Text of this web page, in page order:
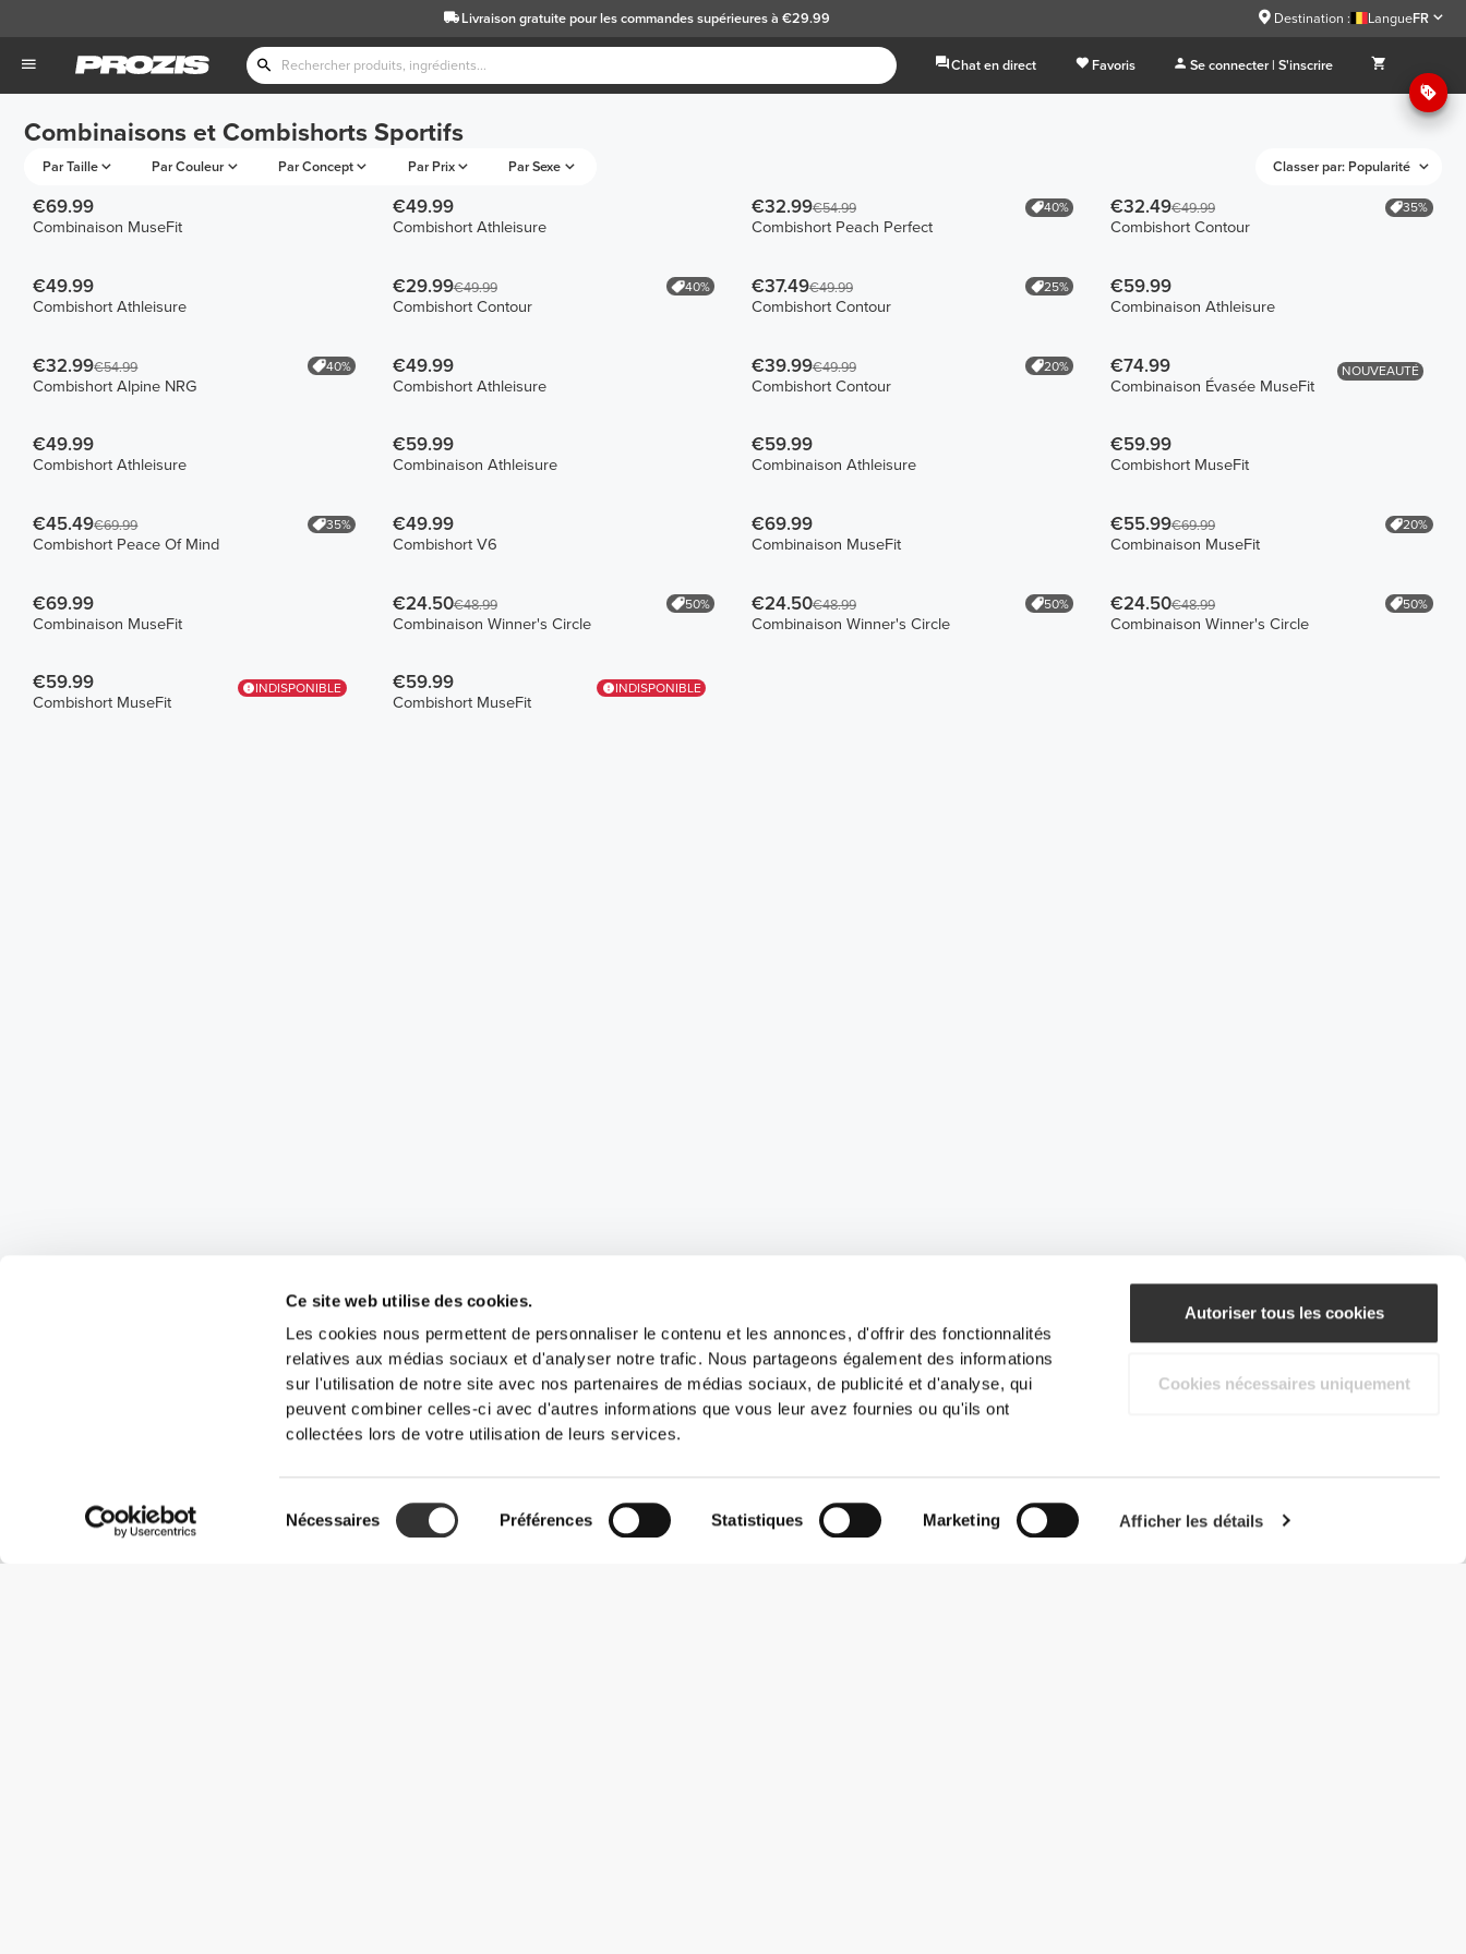
Ce site web utilise des cookies.
Les cookies nous permettent de personnaliser le contenu et les annonces, d'offrir des fonctionnalités
relatives aux médias sociaux et d'analyser notre trafic. Nous partageons également des informations
sur l'utilisation de notre site avec nos partenaires de médias sociaux, de publicité et d'analyse, qui
peuvent combiner celles-ci avec d'autres informations que vous leur avez fournies ou qu'ils ont
collectées lors de votre utilisation de leurs services.
du
Nécessaires Préférences Statistiques Marketing Afficher les détails
Autoriser tous les cookies
Cookies nécessaires uniquement
Livraison gratuitepour les commandes supérieures à €29.99 Destination : LangueFR
Chat en direct Favoris Se connecter | S'inscrire
Combinaisons et Combishorts Sportifs
Par Taille Par Couleur Par Concept Par Prix Par Sexe Classer par: Popularité
€69.99
Combinaison MuseFit
€49.99
Combishort Athleisure
€32.99€54.99 40%
Combishort Peach Perfect
€32.49€49.99 35%
Combishort Contour
€49.99
Combishort Athleisure
€29.99€49.99 40%
Combishort Contour
€37.49€49.99 25%
Combishort Contour
€59.99
Combinaison Athleisure
€32.99€54.99 40%
Combishort Alpine NRG
€49.99
Combishort Athleisure
€39.99€49.99 20%
Combishort Contour
NOUVEAUTÉ
€74.99
Combinaison Évasée MuseFit
€49.99
Combishort Athleisure
€59.99
Combinaison Athleisure
€59.99
Combinaison Athleisure
€59.99
Combishort MuseFit
€45.49€69.99 35%
Combishort Peace Of Mind
€49.99
Combishort V6
€69.99
Combinaison MuseFit
€55.99€69.99 20%
Combinaison MuseFit
€69.99
Combinaison MuseFit
€24.50€48.99 50%
Combinaison Winner's Circle
€24.50€48.99 50%
Combinaison Winner's Circle
€24.50€48.99 50%
Combinaison Winner's Circle
INDISPONIBLE
€59.99
Combishort MuseFit
INDISPONIBLE
€59.99
Combishort MuseFit